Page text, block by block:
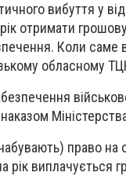
вибуття у
отримати
Коли
обласному
право на
рік